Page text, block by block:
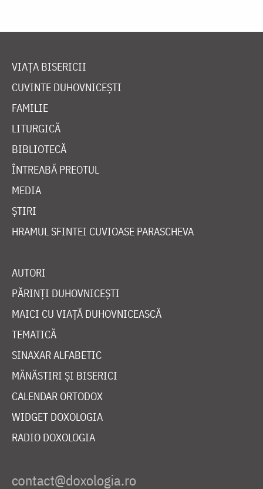
VIAȚA BISERICII
CUVINTE DUHOVNICEȘTI
FAMILIE
LITURGICĂ
BIBLIOTECĂ
ÎNTREABĂ PREOTUL
MEDIA
ȘTIRI
HRAMUL SFINTEI CUVIOASE PARASCHEVA
AUTORI
PĂRINȚI DUHOVNICEȘTI
MAICI CU VIAȚĂ DUHOVNICEASCĂ
TEMATICĂ
SINAXAR ALFABETIC
MĂNĂSTIRI ȘI BISERICI
CALENDAR ORTODOX
WIDGET DOXOLOGIA
RADIO DOXOLOGIA